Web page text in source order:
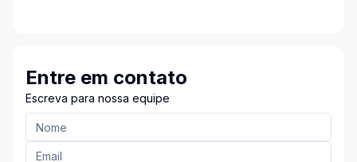
Entre em contato
Escreva para nossa equipe